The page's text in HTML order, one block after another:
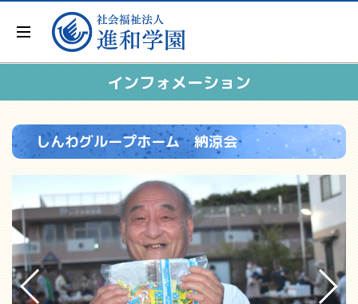
インフォメーション
しんわグループホーム 納涼会